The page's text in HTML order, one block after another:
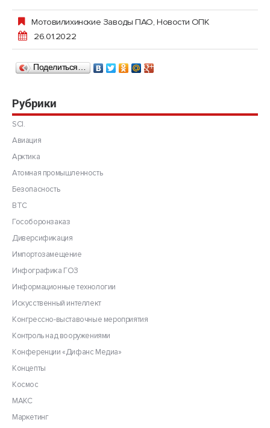
Мотовилихинские Заводы ПАО,Новости ОПК
26.01.2022
Поделиться…
Рубрики
SCI.
Авиация
Арктика
Атомная промышленность
Безопасность
ВТС
Гособоронзаказ
Диверсификация
Импортозамещение
Инфографика ГОЗ
Информационные технологии
Искусственный интеллект
Конгрессно-выставочные мероприятия
Контроль над вооружениями
Конференции «Дифанс Медиа»
Концепты
Космос
МАКС
Маркетинг